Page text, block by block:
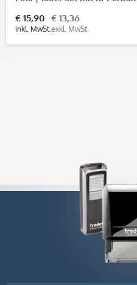
€ 15,90
inkl. MwSt.
€ 13,36
exkl. MwSt.